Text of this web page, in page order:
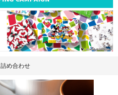
詰め合わせ